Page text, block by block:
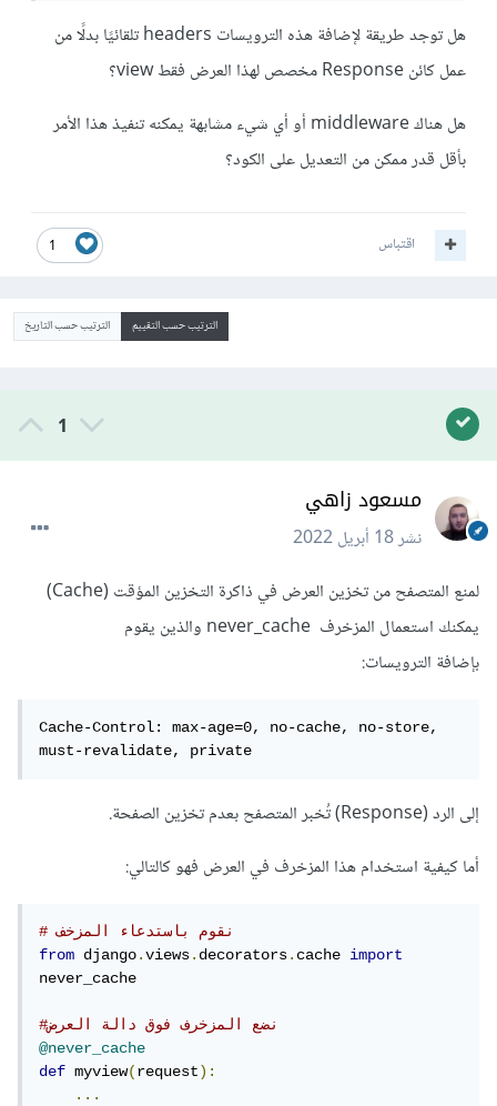
هل توجد طريقة لإضافة هذه الترويسات headers تلقائيًا بدلًا من
عمل كائن Response مخصص لهذا العرض فقط view؟
هل هناك middleware أو أي شيء مشابهة يمكنه تنفيذ هذا الأمر
بأقل قدر ممكن من التعديل على الكود؟
1 اقتباس
الترتيب حسب التقييم الترتيب حسب التاريخ
1
مسعود زاهي
نشر18 أبريل 2022
لمنع المتصفح من تخزين العرض في ذاكرة التخزين المؤقت (Cache)
يمكنك استعمال المزخرف never_cache والذين يقوم
بإضافة الترويسات:
Cache-Control: max-age=0, no-cache, no-store,
must-revalidate, private
إلى الرد (Response) تُخبر المتصفح بعدم تخزين الصفحة.
أما كيفية استخدام هذا المزخرف في العرض فهو كالتالي:
# نقوم باستدعاء المزخف
from django.views.decorators.cache import
never_cache
#نضع المزخرف فوق دالة العرض
@never_cache
def myview(request):
...